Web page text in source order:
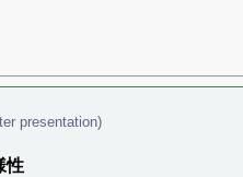
presentation)
性